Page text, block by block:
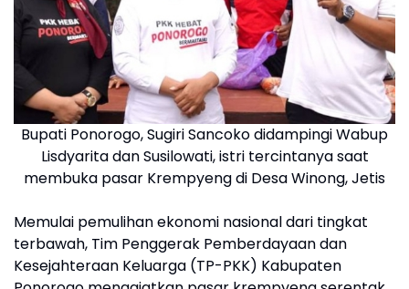
Bupati Ponorogo, Sugiri Sancoko didampingi Wabup
Lisdyarita dan Susilowati, istri tercintanya saat
membuka pasar Krempyeng di Desa Winong, Jetis
Memulai pemulihan ekonomi nasional dari tingkat
terbawah, Tim Penggerak Pemberdayaan dan
Kesejahteraan Keluarga (TP-PKK) Kabupaten